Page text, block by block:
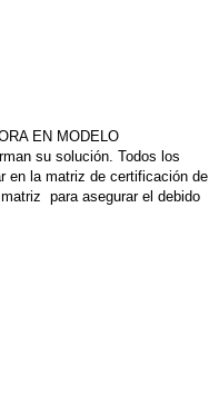
EN MODELO
su solución. Todos los
en la matriz de certificación de
para asegurar el debido